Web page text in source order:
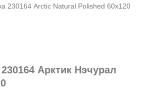
230164 Arctic Natural Polished 60x120
Арктик Нэчурал